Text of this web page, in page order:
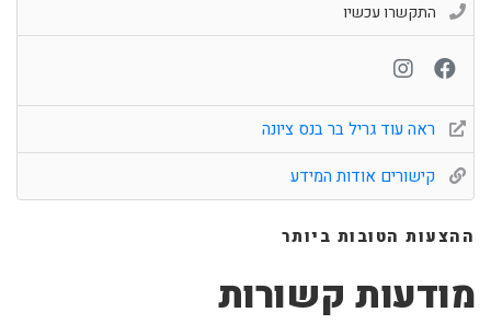
התקשרו עכשיו
ראה עוד גריל בר בנס ציונה
קישורים אודות המידע
ההצעות הטובות ביותר
מודעות קשורות